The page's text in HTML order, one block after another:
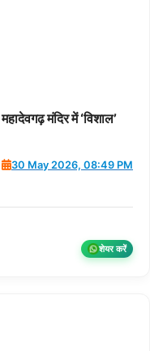
महादेवगढ़ मंदिर में ‘विशाल’
30 May 2026, 08:49 PM
शेयर करें